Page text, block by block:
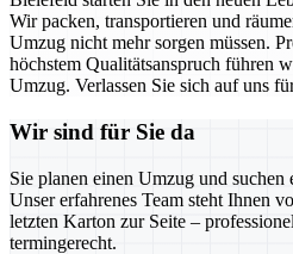
Wir packen, transportieren und
Umzug nicht mehr sorgen müssen.
höchstem Qualitätsanspruch führen
Umzug. Verlassen Sie sich auf uns
Wir sind für Sie da
Sie planen einen Umzug und suchen
Unser erfahrenes Team steht Ihnen
letzten Karton zur Seite –
termingerecht.